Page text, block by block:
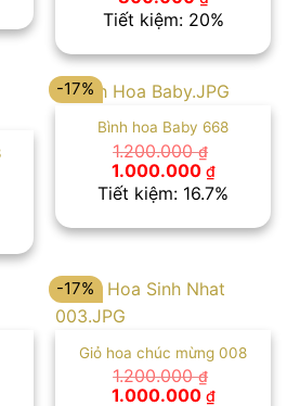
₫.
gốc
là:
hiện
tại
800.000
Tiết kiệm: 20%
₫.
-17%
Bình hoa Baby 668
1.200.000₫
Giá
gốc
là:
1.000.000 ₫Giá
hiện
tại
Tiết kiệm: 16.7%
-17%
Giỏ hoa chúc mừng 008
1.200.000₫
Giá
1.000.000 ₫Giá